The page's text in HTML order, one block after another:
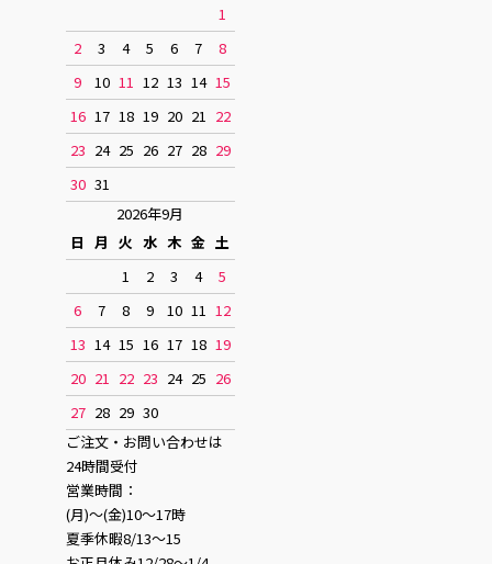
1
2
3 4 5 6 7
8
9
10 11 12 13 14 15
16 17 18 19 20 21
22
23 24 25 26 27 28 29
30 31
2026年9月
日
月 火 水 木 金 土
1
2 3 4
5
6
7 8 9 10 11
12
13 14 15 16 17 18 19
20 21 22 23 24 25 26
27 28 29 30
ご注文・お問い合わせは
24時間受付
営業時間：
(月)〜(金)10〜17時
夏季休暇8/13〜15